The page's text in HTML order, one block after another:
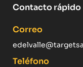
Contacto rápido
Correo
Teléfono